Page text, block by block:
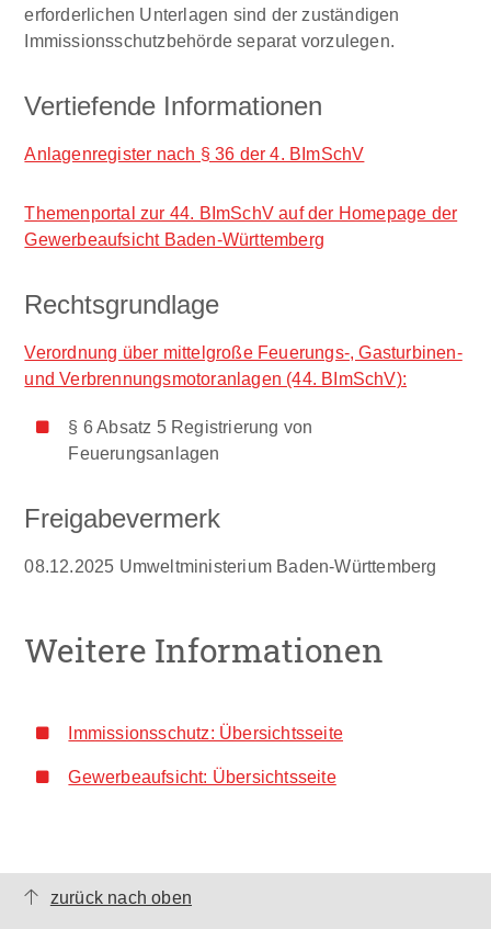
erforderlichen Unterlagen sind der zuständigen
Immissionsschutzbehörde separat vorzulegen.
Vertiefende Informationen
Anlagenregister nach § 36 der 4. BImSchV
Themenportal zur 44. BImSchV auf der Homepage der
Gewerbeaufsicht Baden-Württemberg
Rechtsgrundlage
Verordnung über mittelgroße Feuerungs-, Gasturbinen-
und Verbrennungsmotoranlagen (44. BImSchV):
§ 6 Absatz 5 Registrierung von
Feuerungsanlagen
Freigabevermerk
08.12.2025 Umweltministerium Baden-Württemberg
Weitere Informationen
Immissionsschutz: Übersichtsseite
Gewerbeaufsicht: Übersichtsseite
zurück nach oben